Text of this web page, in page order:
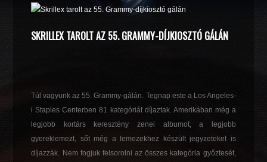
SKRILLEX TAROLT AZ 55. GRAMMY-DÍJKIOSZTÓ GÁLÁN
Túl vagyunk az 55. Grammy-gálán. Tegnap este a Los Angeles-
i Staples Centerben 81 kategóriát díjaztak. Amerikában még a
legjobb kortárs keresztény zenei albumot, a legjobb
gyereklemezt, sőt még a lemezekhez készült jegyzeteket is
díjazzák. Nem fogjuk felsorolni az összes kategória győztesét,